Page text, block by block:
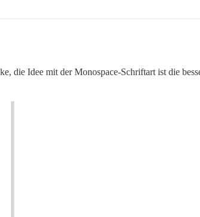
die Idee mit der Monospace-Schriftart ist die